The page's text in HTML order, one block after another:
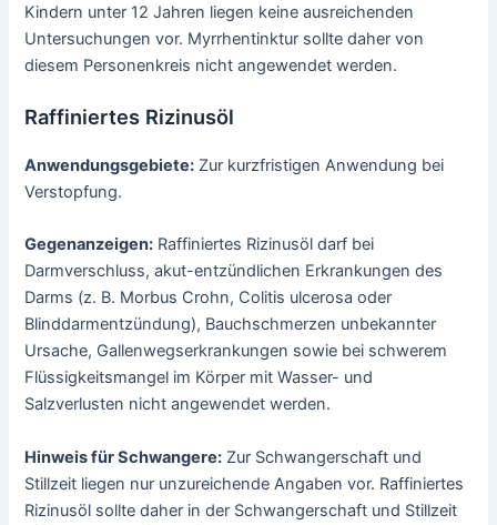
Kindern unter 12 Jahren liegen keine ausreichenden
Untersuchungen vor. Myrrhentinktur sollte daher von
diesem Personenkreis nicht angewendet werden.
Raffiniertes Rizinusöl
Anwendungsgebiete: Zur kurzfristigen Anwendung bei
Verstopfung.
Gegenanzeigen: Raffiniertes Rizinusöl darf bei
Darmverschluss, akut-entzündlichen Erkrankungen des
Darms (z. B. Morbus Crohn, Colitis ulcerosa oder
Blinddarmentzündung), Bauchschmerzen unbekannter
Ursache, Gallenwegserkrankungen sowie bei schwerem
Flüssigkeitsmangel im Körper mit Wasser- und
Salzverlusten nicht angewendet werden.
Hinweis für Schwangere: Zur Schwangerschaft und
Stillzeit liegen nur unzureichende Angaben vor. Raffiniertes
Rizinusöl sollte daher in der Schwangerschaft und Stillzeit